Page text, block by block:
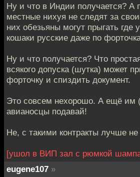
Ну и что в Индии получается? А
местные нихуя не следят за
них обезьяны могут прыгать где
кошаки русские даже по
Ну и что получается? Что
всякого допуска (шутка) может
форточку и спиздить документ.
Это совсем нехорошо. А ещё им
авианосцы подавай!
Не, с такими контракты лучше не
[ушол в ВИП зал с рюмкой
eugene107 »